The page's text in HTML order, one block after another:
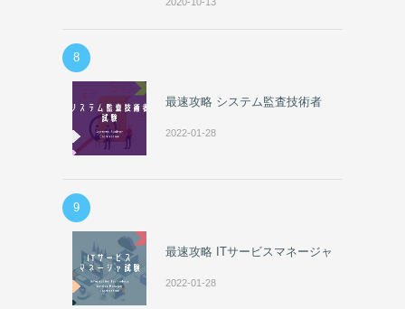
8
最速攻略 システム監査技術者
2022-01-28
9
最速攻略 ITサービスマネージャ
2022-01-28